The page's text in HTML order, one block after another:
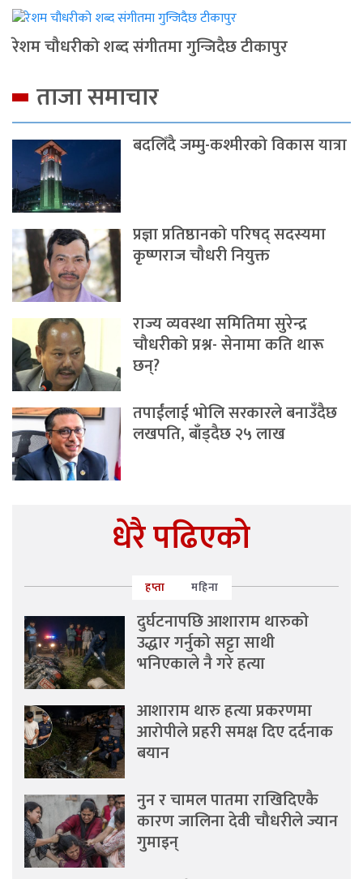
रेशम चौधरीको शब्द संगीतमा गुन्जिदैछ टीकापुर
ताजा समाचार
बदलिँदै जम्मु-कश्मीरको विकास यात्रा
प्रज्ञा प्रतिष्ठानको परिषद् सदस्यमा
कृष्णराज चौधरी नियुक्त
राज्य व्यवस्था समितिमा सुरेन्द्र
चौधरीको प्रश्न- सेनामा कति थारू
छन्?
तपाईंलाई भोलि सरकारले बनाउँदैछ
लखपति, बाँड्दैछ २५ लाख
धेरै पढिएको
हप्ता महिना
दुर्घटनापछि आशाराम थारुको
उद्धार गर्नुको सट्टा साथी
भनिएकाले नै गरे हत्या
आशाराम थारु हत्या प्रकरणमा
आरोपीले प्रहरी समक्ष दिए दर्दनाक
बयान
नुन र चामल पातमा राखिदिएकै
कारण जालिना देवी चौधरीले ज्यान
गुमाइन्